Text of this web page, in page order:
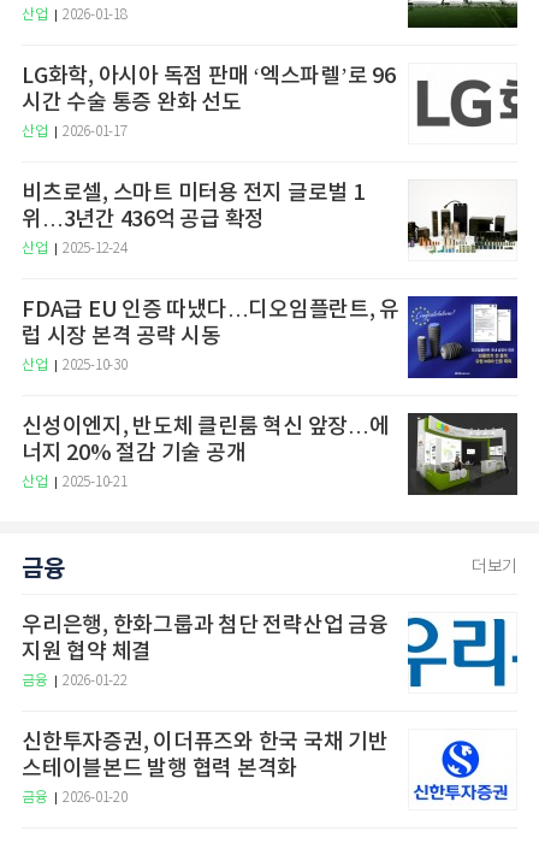
산업 2026-01-18
LG화학, 아시아 독점 판매 ‘엑스파렐’로 96
시간 수술 통증 완화 선도
산업 2026-01-17
비츠로셀, 스마트 미터용 전지 글로벌 1
위…3년간 436억 공급 확정
산업 2025-12-24
FDA급 EU 인증 따냈다…디오임플란트, 유
럽 시장 본격 공략 시동
산업 2025-10-30
신성이엔지, 반도체 클린룸 혁신 앞장…에
너지 20% 절감 기술 공개
산업 2025-10-21
금융 더보기
우리은행, 한화그룹과 첨단 전략산업 금융
지원 협약 체결
금융 2026-01-22
신한투자증권, 이더퓨즈와 한국 국채 기반
스테이블본드 발행 협력 본격화
금융 2026-01-20